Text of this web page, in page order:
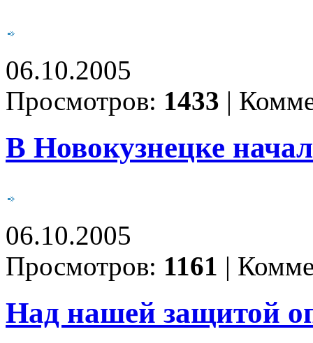
06.10.2005
Просмотров: 1433 |
В Новокузнецке
06.10.2005
Просмотров: 1161 |
Над нашей защитой